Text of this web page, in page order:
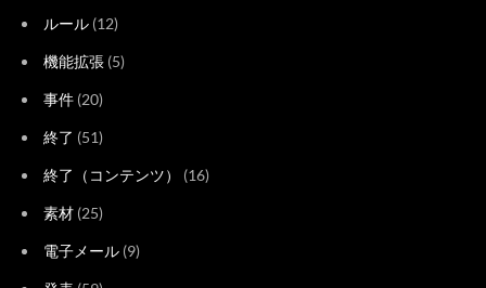
ルール (12)
機能拡張 (5)
事件 (20)
終了 (51)
終了（コンテンツ） (16)
素材 (25)
電子メール (9)